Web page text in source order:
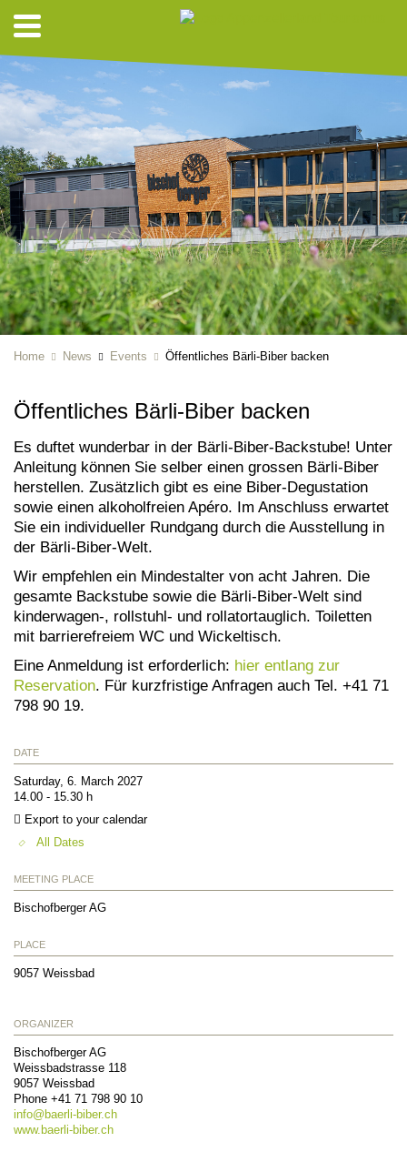
Home News Events Öffentliches Bärli-Biber backen
Öffentliches Bärli-Biber backen
Es duftet wunderbar in der Bärli-Biber-Backstube! Unter
Anleitung können Sie selber einen grossen Bärli-Biber
herstellen. Zusätzlich gibt es eine Biber-Degustation
sowie einen alkoholfreien Apéro. Im Anschluss erwartet
Sie ein individueller Rundgang durch die Ausstellung in
der Bärli-Biber-Welt.
Wir empfehlen ein Mindestalter von acht Jahren. Die
gesamte Backstube sowie die Bärli-Biber-Welt sind
kinderwagen-, rollstuhl- und rollatortauglich. Toiletten
mit barrierefreiem WC und Wickeltisch.
Eine Anmeldung ist erforderlich: hier entlang zur
Reservation . Für kurzfristige Anfragen auch Tel. +41 71
798 90 19.
DATE
Saturday, 6. March 2027
14.00 - 15.30 h
Export to your calendar
All Dates
MEETING PLACE
Bischofberger AG
PLACE
9057 Weissbad
ORGANIZER
Bischofberger AG
Weissbadstrasse 118
9057 Weissbad
Phone +41 71 798 90 10
info@ baerli-biber.ch
www.baerli-biber.ch